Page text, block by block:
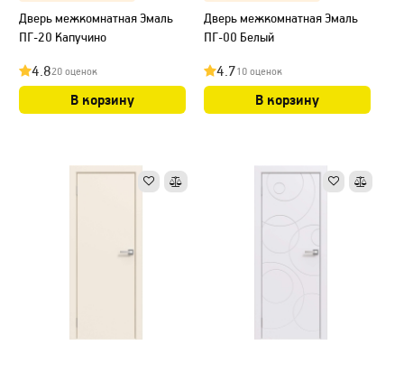
Дверь межкомнатная Эмаль
ПГ-20 Капучино
4.820 оценок
В корзину
Дверь межкомнатная Эмаль
ПГ-00 Белый
4.710 оценок
В корзину